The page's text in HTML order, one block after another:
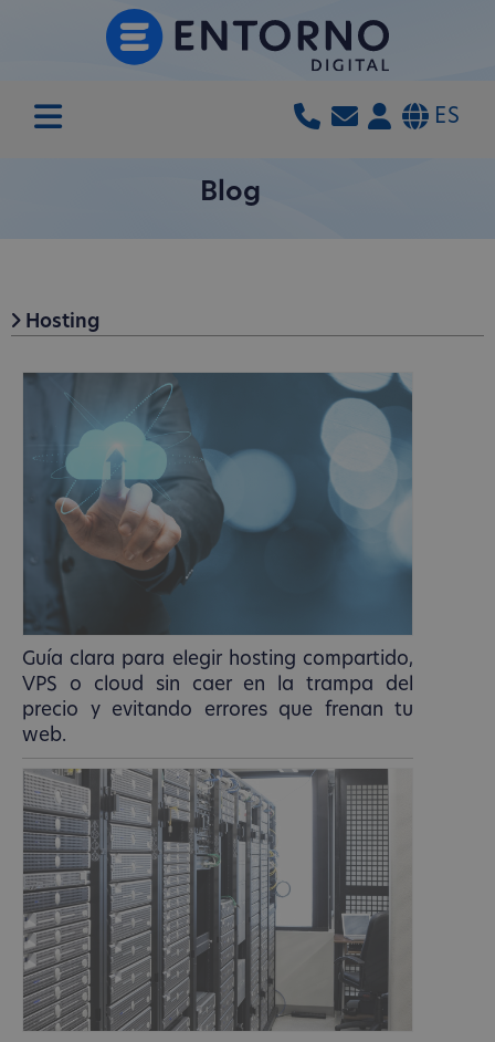
ES
Blog
Hosting
Guía clara para elegir hosting compartido,
VPS o cloud sin caer en la trampa del
precio y evitando errores que frenan tu
web.